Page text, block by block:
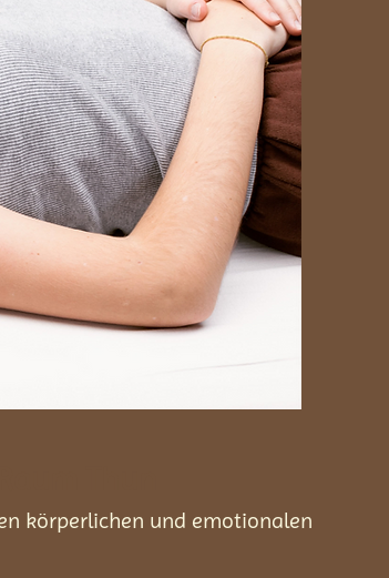
körperlichen und emotionalen